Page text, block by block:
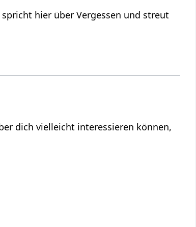
spricht hier über Vergessen‏‎ und streut